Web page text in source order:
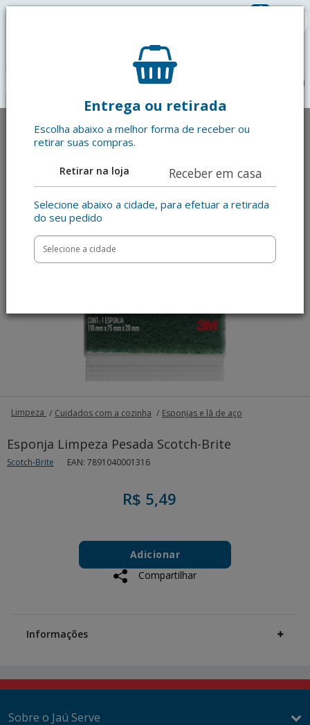
0
Entrega ou retirada
Escolha abaixo a melhor forma de receber ou
retirar suas compras.
Retirar na loja Receber em casa
Selecione abaixo a cidade, para efetuar a retirada
do seu pedido
Limpeza Cuidados com a cozinha Esponjas e lã de aço
Esponja Limpeza Pesada Scotch-Brite
Scotch-Brite EAN: 7891040001316
R$ 5,49
to
cart
Product
ActionsAdicionar
Compartilhar
Information
Informações
Sobre o Jaú Serve